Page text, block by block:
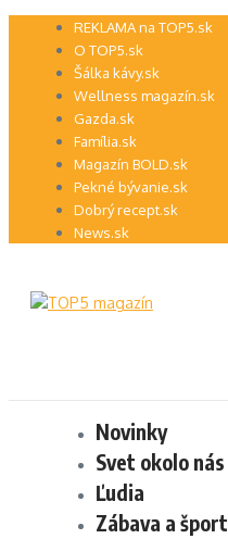
Preskočiť REKLAMA na TOP5.sk
O TOP5.sk
Šálka kávy.sk
Wellness magazín.sk
Gazda.sk
Família.sk
Magazín BOLD.sk
Pekné bývanie.sk
Dobrý recept.sk
News.sk
Novinky
Svet okolo nás
Ľudia
Zábava a šport